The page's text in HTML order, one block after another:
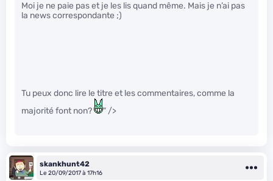
Moi je ne paie pas et je les lis quand même. Mais je n’ai pas
la news correspondante ;)
Tu peux donc lire le titre et les commentaires, comme la
majorité font non?
" />
skankhunt42
Le 20/09/2017 à 17h16